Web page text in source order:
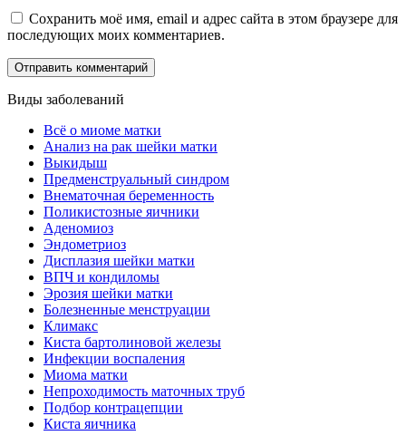
Сохранить моё имя, email и адрес сайта в этом браузере для
последующих моих комментариев.
Виды заболеваний
Всё о миоме матки
Анализ на рак шейки матки
Выкидыш
Предменструальный синдром
Внематочная беременность
Поликистозные яичники
Аденомиоз
Эндометриоз
Дисплазия шейки матки
ВПЧ и кондиломы
Эрозия шейки матки
Болезненные менструации
Климакс
Киста бартолиновой железы
Инфекции воспаления
Миома матки
Непроходимость маточных труб
Подбор контрацепции
Киста яичника